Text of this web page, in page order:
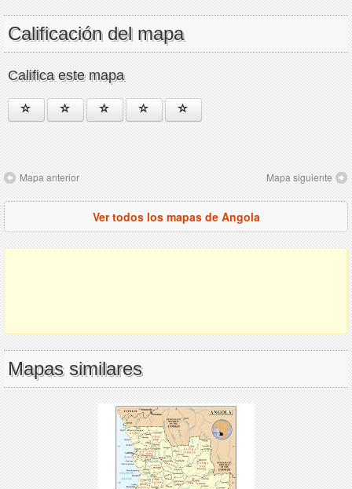
Calificación del mapa
Califica este mapa
Mapa anterior Mapa siguiente
Ver todos los mapas de Angola
Mapas similares